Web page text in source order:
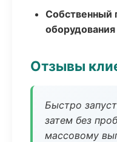
Собственный
Отзывы
Быстро
затем без
массовому